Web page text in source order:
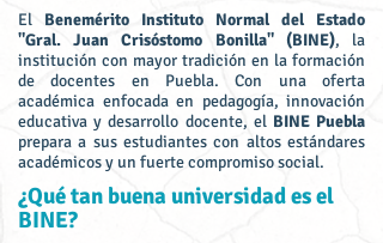
El Benemérito Instituto Normal del Estado
"Gral. Juan Crisóstomo Bonilla" (BINE), la
institución con mayor tradición en la formación
de docentes en Puebla. Con una oferta
académica enfocada en pedagogía, innovación
educativa y desarrollo docente, el BINE Puebla
prepara a sus estudiantes con altos estándares
académicos y un fuerte compromiso social.
¿Qué tan buena universidad es el
BINE?